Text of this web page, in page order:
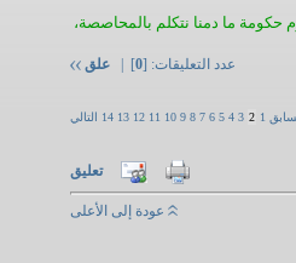
حكومة ما دمنا نتكلم بالمحاصصة،
عدد التعليقات: [0
] | علق
1
2
3
4
5
6
7
8
9
10
11
12
13
14 التالي
تعليق
عودة إلى الأعلى